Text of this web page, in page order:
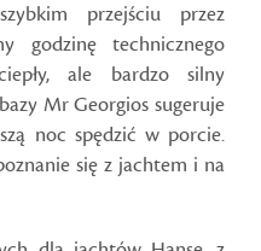
przejściu przez
godzinę technicznego
ale bardzo silny
Mr Georgios sugeruje
noc spędzić w porcie.
się z jachtem i na